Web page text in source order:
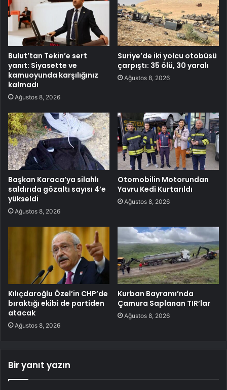
Bulut’tan Tekin’e sert
yanıt: Siyasette ve
kamuoyunda karşılığınız
kalmadı
Ağustos 8, 2026
Suriye’de iki yolcu otobüsü
çarpıştı: 35 ölü, 30 yaralı
Ağustos 8, 2026
Başkan Karaca’ya silahlı
saldırıda gözaltı sayısı 4’e
yükseldi
Ağustos 8, 2026
Otomobilin Motorundan
Yavru Kedi Kurtarıldı
Ağustos 8, 2026
Kılıçdaroğlu Özel’in CHP’de
bıraktığı ekibi de partiden
atacak
Ağustos 8, 2026
Kurban Bayramı’nda
Çamura Saplanan TIR’lar
Ağustos 8, 2026
Bir yanıt yazın